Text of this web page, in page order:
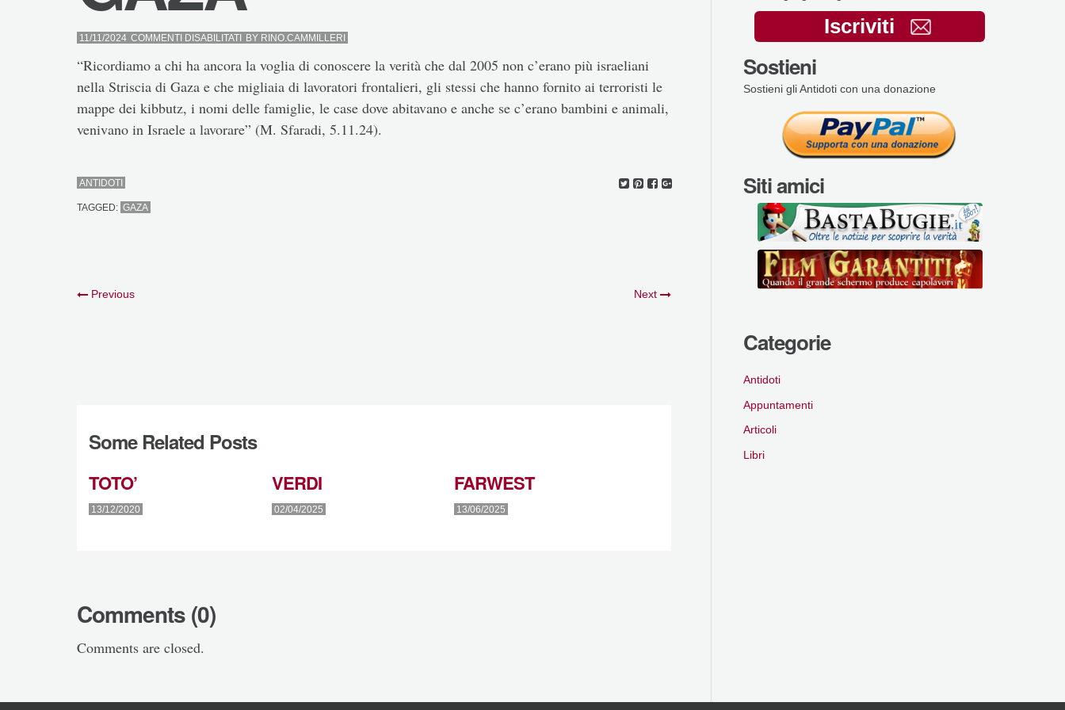
11/11/2024 COMMENTI DISABILITATISUBY RINO.CAMMILLERI
“Ricordiamo a chi ha ancora la voglia di conoscere la verità che dal 2005 non c’erano più israeliani
nella Striscia di Gaza e che migliaia di lavoratori frontalieri, gli stessi che hanno fornito ai terroristi le
mappe dei kibbutz, i nomi delle famiglie, le case dove abitavano e anche se c’erano bambini e animali,
venivano in Israele a lavorare” (M. Sfaradi, 5.11.24).
ANTIDOTI
TAGGED: GAZA
Previous Next
Some Related Posts
TOTO’
13/12/2020
VERDI
02/04/2025
FARWEST
13/06/2025
Comments (0)
Comments are closed.
Iscriviti
Sostieni
Sostieni gli Antidoti con una donazione
Siti amici
Categorie
Antidoti
Appuntamenti
Articoli
Libri